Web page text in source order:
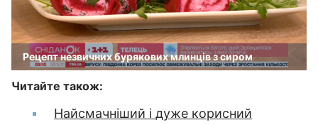
Рецепт незвичних бурякових млинців з сиром
Читайте також:
Найсмачніший і дуже корисний